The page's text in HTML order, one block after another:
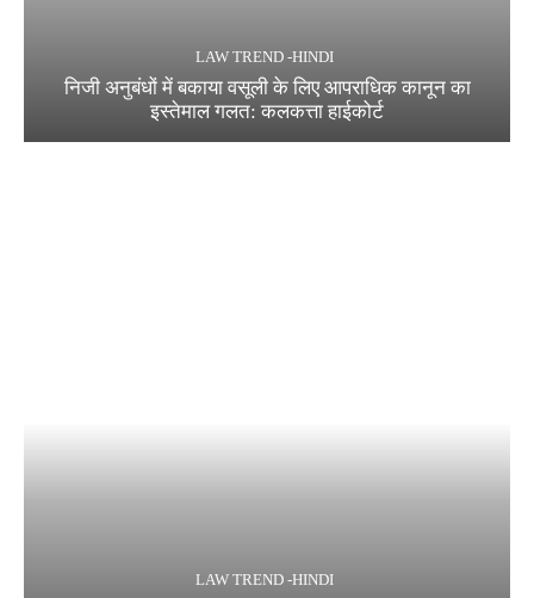
LAW TREND -HINDI
निजी अनुबंधों में बकाया वसूली के लिए आपराधिक कानून का
इस्तेमाल गलत: कलकत्ता हाईकोर्ट
LAW TREND -HINDI